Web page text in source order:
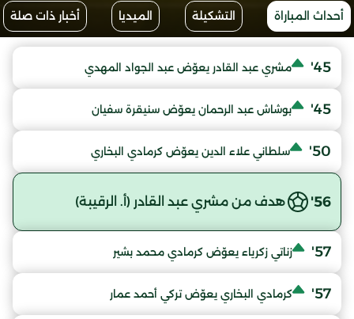
أحداث المباراة التشكيلة الميديا أخبار ذات صلة
45' مشري عبد القادر يعوّض عبد الجواد المهدي
45' بوشاش عبد الرحمان يعوّض سنيقرة سفيان
50' سلطاني علاء الدين يعوّض كرمادي البخاري
56' هدف من مشري عبد القادر (أ. الرقيبة)
57' زناتي زكرياء يعوّض كرمادي محمد بشير
57' كرمادي البخاري يعوّض تركي أحمد عمار